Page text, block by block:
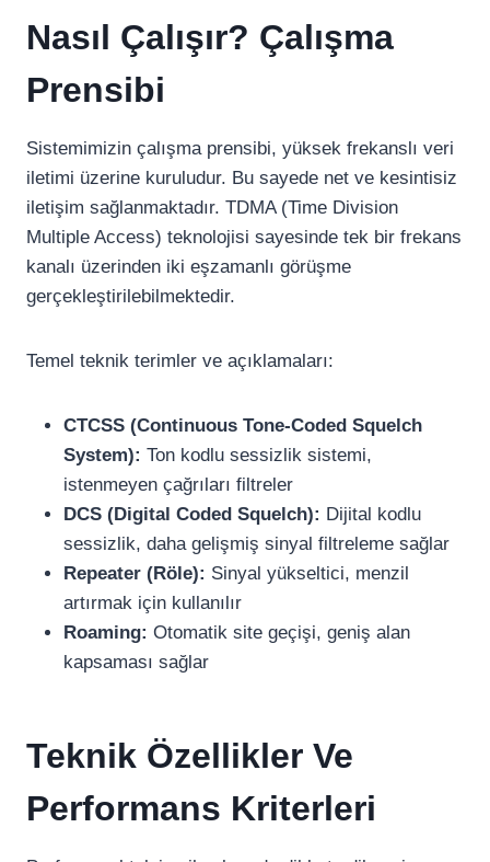
Nasıl Çalışır? Çalışma
Prensibi
Sistemimizin çalışma prensibi, yüksek frekanslı veri
iletimi üzerine kuruludur. Bu sayede net ve kesintisiz
iletişim sağlanmaktadır. TDMA (Time Division
Multiple Access) teknolojisi sayesinde tek bir frekans
kanalı üzerinden iki eşzamanlı görüşme
gerçekleştirilebilmektedir.
Temel teknik terimler ve açıklamaları:
CTCSS (Continuous Tone-Coded Squelch
System): Ton kodlu sessizlik sistemi,
istenmeyen çağrıları filtreler
DCS (Digital Coded Squelch): Dijital kodlu
sessizlik, daha gelişmiş sinyal filtreleme sağlar
Repeater (Röle): Sinyal yükseltici, menzil
artırmak için kullanılır
Roaming: Otomatik site geçişi, geniş alan
kapsaması sağlar
Teknik Özellikler Ve
Performans Kriterleri